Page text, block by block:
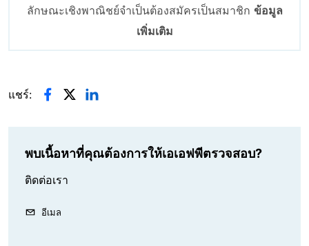
ลักษณะเชิงพาณิชย์จำเป็นต้องสมัครเป็นสมาชิก ข้อมูล
เพิ่มเติม
แชร์:
พบเนื้อหาที่คุณต้องการให้เอเอฟพีตรวจสอบ?
ติดต่อเรา
อีเมล